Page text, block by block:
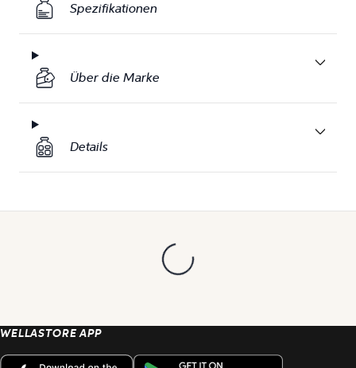
Spezifikationen
Über die Marke
Details
WELLASTORE APP